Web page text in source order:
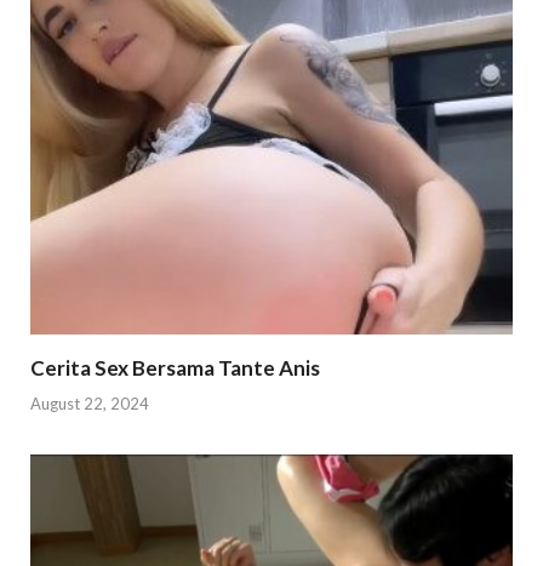
Cerita Sex Bersama Tante Anis
August 22, 2024